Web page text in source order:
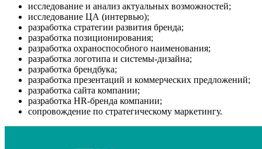
исследование и анализ актуальных возможностей;
исследование ЦА (интервью);
разработка стратегии развития бренда;
разработка позиционирования;
разработка охраноспособного наименования;
разработка логотипа и системы-дизайна;
разработка брендбука;
разработка презентаций и коммерческих предложений;
разработка сайта компании;
разработка HR-бренда компании;
сопровождение по стратегическому маркетингу.